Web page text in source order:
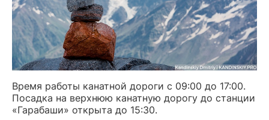
Время работы канатной дороги с 09:00 до 17:00.
Посадка на верхнюю канатную дорогу до станции
«Гарабаши» открыта до 15:30.